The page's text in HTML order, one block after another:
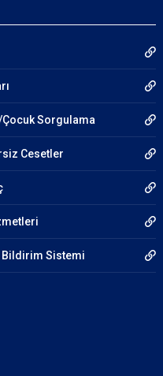
Çocuk Sorgulama
Cesetler
Bildirim Sistemi